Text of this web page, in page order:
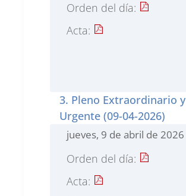
Orden del día:
Acta:
3. Pleno Extraordinario y
Urgente (09-04-2026)
jueves, 9 de abril de 2026
Orden del día:
Acta: